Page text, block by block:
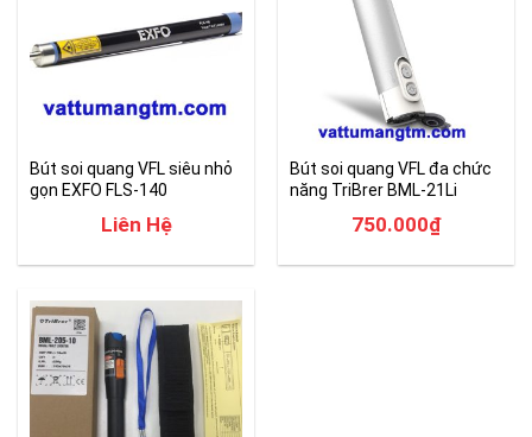
Bút soi quang VFL siêu nhỏ
gọn EXFO FLS-140
Liên Hệ
Bút soi quang VFL đa chức
năng TriBrer BML-21Li
750.000₫